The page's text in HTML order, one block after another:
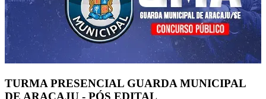
TURMA PRESENCIAL GUARDA MUNICIPAL
DE ARACAJU - PÓS EDITAL